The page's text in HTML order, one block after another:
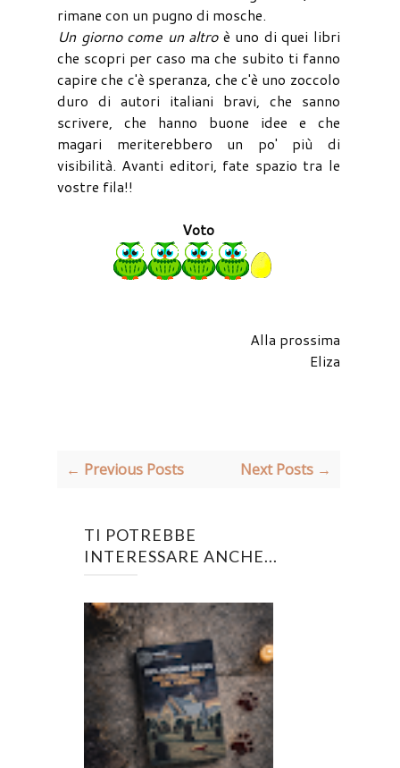
rimane con un pugno di mosche.
Un giorno come un altroè uno di quei libri
che scopri per caso ma che subito ti fanno
capire che c'è speranza, che c'è uno zoccolo
duro di autori italiani bravi, che sanno
scrivere, che hanno buone idee e che
magari meriterebbero un po' più di
visibilità. Avanti editori, fate spazio tra le
vostre fila!!
Voto
Alla prossima
Eliza
← Previous Posts Next Posts →
TI POTREBBE
INTERESSARE ANCHE...